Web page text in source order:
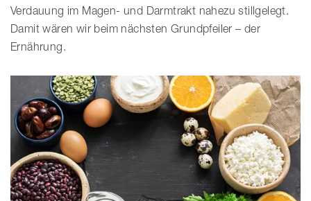
Verdauung im Magen- und Darmtrakt nahezu stillgelegt.
Damit wären wir beim nächsten Grundpfeiler – der
Ernährung.